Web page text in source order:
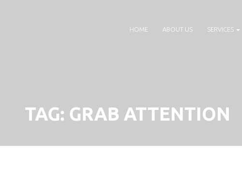
HOME ABOUT US SERVICES
TAG: GRAB ATTENTION